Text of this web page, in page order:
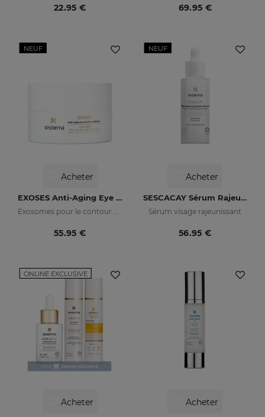
22.95 € 69.95 €
NEUF
Acheter
EXOSES Anti-Aging Eye And Lip Contour
55.95 €
NEUF
Acheter
SESCACAY Sérum Rajeunissant
Sérum visage rajeunissant
56.95 €
ONLINE EXCLUSIVE
Acheter Acheter